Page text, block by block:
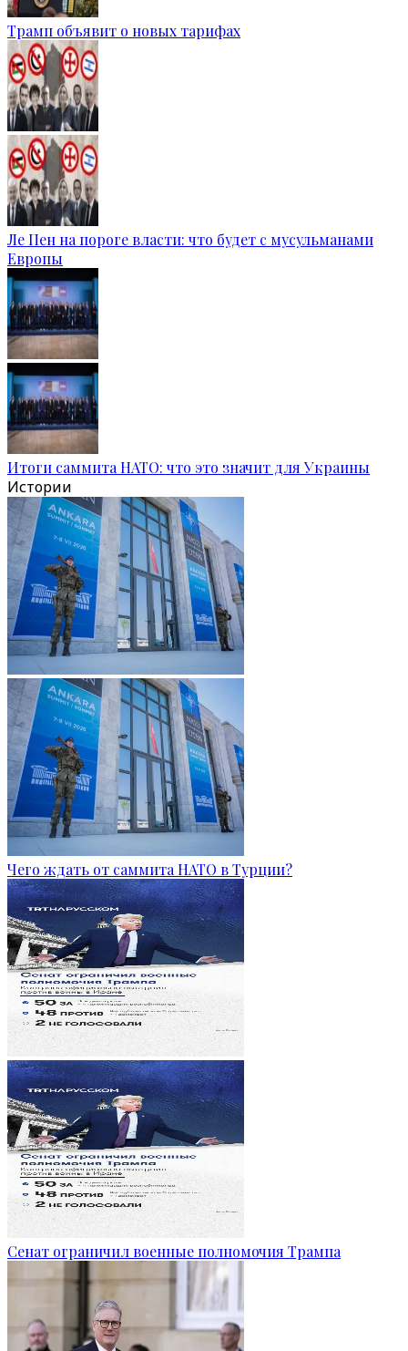
Трамп объявит о новых тарифах
Ле Пен на пороге власти: что будет с мусульманами
Европы
Итоги саммита НАТО: что это значит для Украины
Истории
Чего ждать от саммита НАТО в Турции?
Сенат ограничил военные полномочия Трампа